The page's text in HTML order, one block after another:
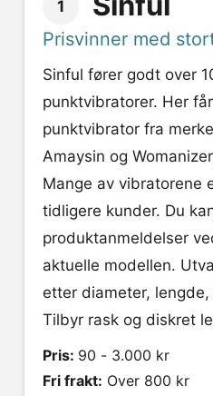
1
Prisvinner med
Sinful fører godt over
punktvibratorer. Her
punktvibrator fra
Amaysin og
Mange av vibratorene
tidligere kunder. Du
produktanmeldelser
aktuelle modellen.
etter diameter,
Tilbyr rask og diskret
Pris: 90 - 3.000 kr
Fri frakt: Over 800 kr